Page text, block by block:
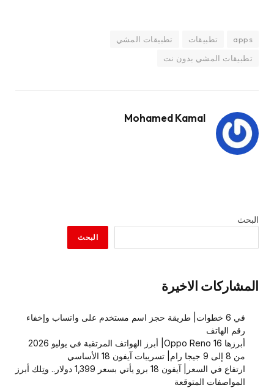
apps تطبيقات
تطبيقات المشي
تطبيقات المشي بدون نت
Mohamed Kamal
البحث
البحث
المشاركات الاخيرة
في 6 خطوات| طريقة حجز اسم مستخدم على واتساب وإخفاء
رقم الهاتف
أبرزها Oppo Reno 16| أبرز الهواتف المرتقبة في يوليو 2026
من 8 إلى 9 جيجا رام| تسريبات آيفون 18 الأساسي
ارتفاع في السعر| آيفون 18 برو يأتي بسعر 1,399 دولار.. وتِلك أبرز
المواصفات المتوقعة